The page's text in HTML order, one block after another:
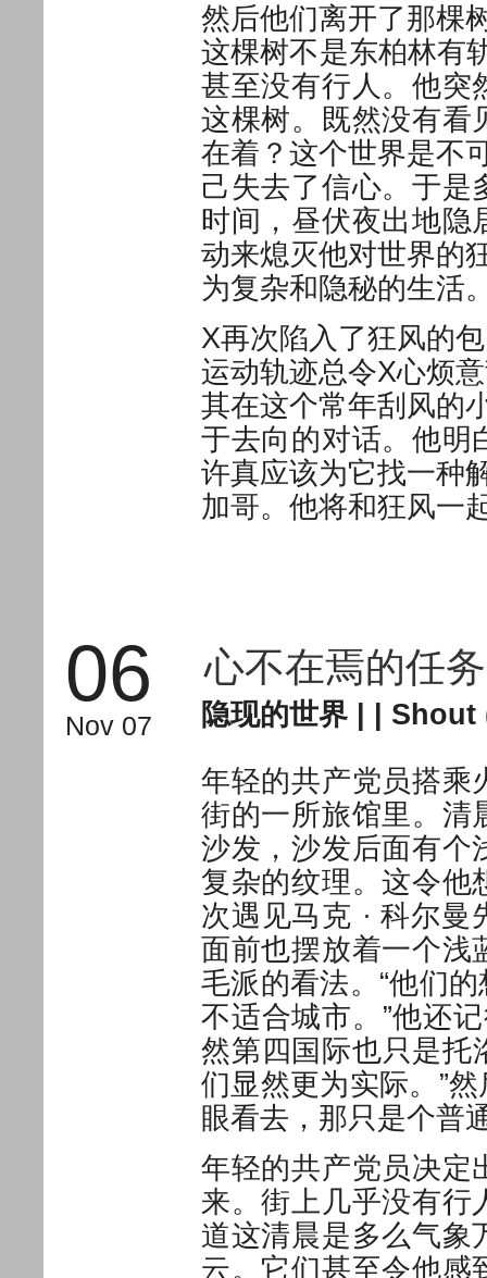
然后他们离开了那棵
这棵树不是东柏林有
甚至没有行人。他突
这棵树。既然没有看
在着？这个世界是不
己失去了信心。于是
时间，昼伏夜出地隐
动来熄灭他对世界的
为复杂和隐秘的生活
X再次陷入了狂风的
运动轨迹总令X心烦
其在这个常年刮风的
于去向的对话。他明
许真应该为它找一种
加哥。他将和狂风一
06
Nov 07
心不在焉的任务
隐现的世界 Shout
年轻的共产党员搭乘
街的一所旅馆里。清
沙发，沙发后面有个
复杂的纹理。这令他
次遇见马克 · 科尔
面前也摆放着一个浅
毛派的看法。“他们
不适合城市。”他还
然第四国际也只是
们显然更为实际。”
眼看去，那只是个普
年轻的共产党员决定
来。街上几乎没有行
道这清晨是多么气象
云。它们甚至令他感